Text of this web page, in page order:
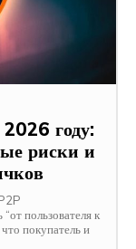
году:
риски и
пользователя к
покупатель и